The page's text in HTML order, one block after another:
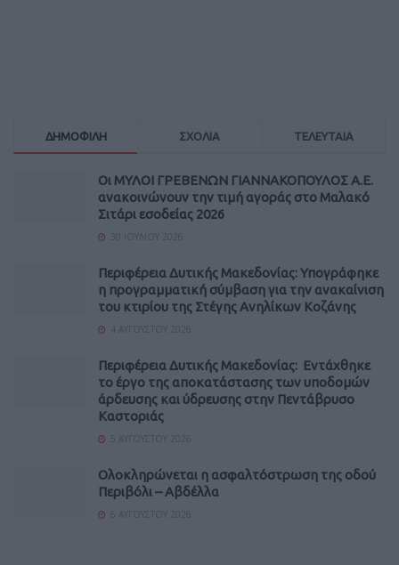
ΔΗΜΟΦΙΛΗ ΣΧΟΛΙΑ ΤΕΛΕΥΤΑΙΑ
Οι ΜΥΛΟΙ ΓΡΕΒΕΝΩΝ ΓΙΑΝΝΑΚΟΠΟΥΛΟΣ Α.Ε.
ανακοινώνουν την τιμή αγοράς στο Μαλακό
Σιτάρι εσοδείας 2026
Περιφέρεια Δυτικής Μακεδονίας: Υπογράφηκε
η προγραμματική σύμβαση για την ανακαίνιση
του κτιρίου της Στέγης Ανηλίκων Κοζάνης
Περιφέρεια Δυτικής Μακεδονίας: Εντάχθηκε
το έργο της αποκατάστασης των υποδομών
άρδευσης και ύδρευσης στην Πεντάβρυσο
Καστοριάς
Ολοκληρώνεται η ασφαλτόστρωση της οδού
Περιβόλι – Αβδέλλα